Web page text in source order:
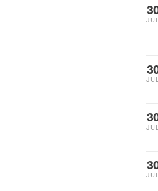
JUL
JUL
JUL
JUL